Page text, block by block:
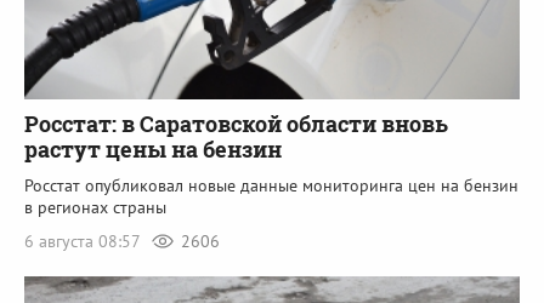
Росстат: в Саратовской области вновь
растут цены на бензин
Росстат опубликовал новые данные мониторинга цен на бензин
в регионах страны
6 августа 08:57
2606